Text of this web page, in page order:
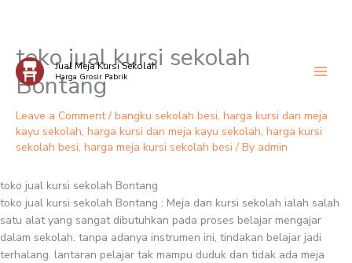
Skip
content
Jual Meja Kursi Sekolah
Harga Grosir Pabrik
toko jual kursi sekolah
Bontang
Leave a Comment / bangku sekolah besi, harga kursi dan meja
kayu sekolah, harga kursi dan meja kayu sekolah, harga kursi
sekolah besi, harga meja kursi sekolah besi / By admin
toko jual kursi sekolah Bontang
toko jual kursi sekolah Bontang : Meja dan kursi sekolah ialah salah
satu alat yang sangat dibutuhkan pada proses belajar mengajar
dalam sekolah. tanpa adanya instrumen ini, tindakan belajar jadi
terhalang. lantaran pelajar tak mampu duduk dan tidak ada meja